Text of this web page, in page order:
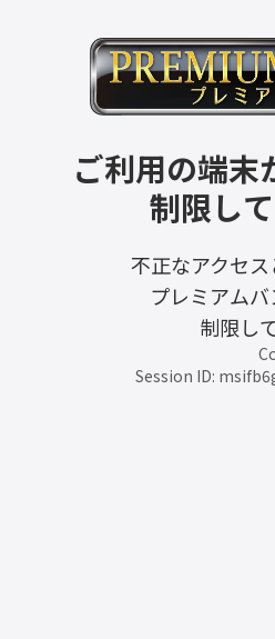
ご利用の端末
制限し
不正なアクセス
プレミアム
制限し
Session ID: